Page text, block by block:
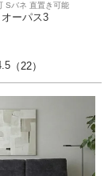
Sバネ 直置き可能
ーパス3
（22）